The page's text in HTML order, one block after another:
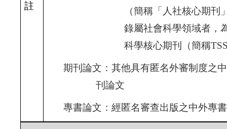
註
（簡稱「人社核心期刊
錄屬社會科學領域者，
科學核心期刊（簡稱
期刊論文：其他具有匿名外審制度之
刊論文
專書論文：經匿名審查出版之中外專